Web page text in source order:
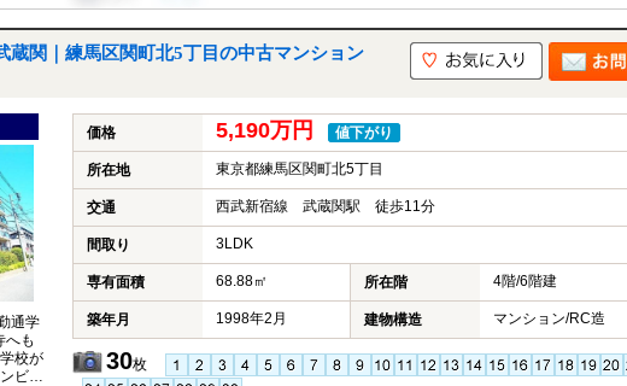
蔵関｜練馬区関町北5丁目の中古マンション
通学
へも
校が
ビニ
価格 5,190万円 値下がり
所在地 東京都練馬区関町北5丁目
交通 西武新宿線 武蔵関駅 徒歩11分
間取り 3LDK
専有面積 68.88㎡ 所在階 4階/6階建
築年月 1998年2月 建物構造 マンション/RC造
30枚